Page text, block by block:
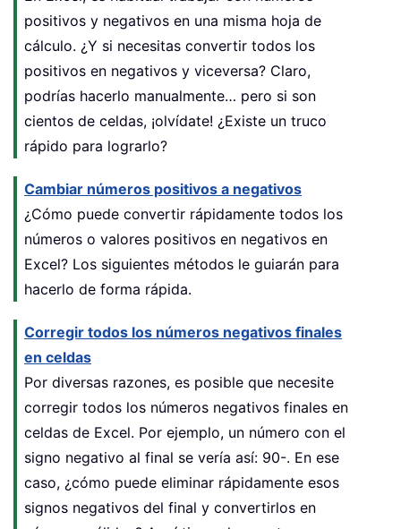
positivos y negativos en una misma hoja de
cálculo. ¿Y si necesitas convertir todos los
positivos en negativos y viceversa? Claro,
podrías hacerlo manualmente… pero si son
cientos de celdas, ¡olvídate! ¿Existe un truco
rápido para lograrlo?
Cambiar números positivos a negativos
¿Cómo puede convertir rápidamente todos los
números o valores positivos en negativos en
Excel? Los siguientes métodos le guiarán para
hacerlo de forma rápida.
Corregir todos los números negativos finales
en celdas
Por diversas razones, es posible que necesite
corregir todos los números negativos finales en
celdas de Excel. Por ejemplo, un número con el
signo negativo al final se vería así: 90-. En ese
caso, ¿cómo puede eliminar rápidamente esos
signos negativos del final y convertirlos en